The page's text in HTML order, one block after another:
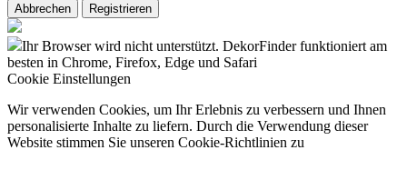
Abbrechen Registrieren
Ihr Browser wird nicht unterstützt. DekorFinder funktioniert am
besten in Chrome, Firefox, Edge und Safari
Cookie Einstellungen
Wir verwenden Cookies, um Ihr Erlebnis zu verbessern und Ihnen
personalisierte Inhalte zu liefern. Durch die Verwendung dieser
Website stimmen Sie unseren Cookie-Richtlinien zu